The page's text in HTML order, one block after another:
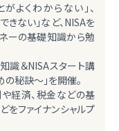
よくわからない」、
ない」など、NISAを
ーの基礎知識から勉
識＆NISAスタート講
秘訣～」を開催。
経済、税金などの基
をファイナンシャルプ